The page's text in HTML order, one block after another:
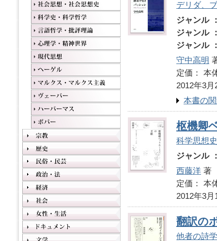
デリダ、
ジャンル
ジャンル
ジャンル
守中高明
定価：
2012年3月
本書の
枢機卿
科学思想
ジャンル
西藤洋 著
定価：
2012年3月
翻訳の
他者の詩学